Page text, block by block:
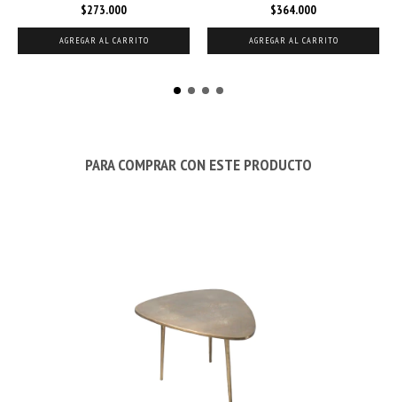
$273.000 $364.000
PARA COMPRAR CON ESTE PRODUCTO